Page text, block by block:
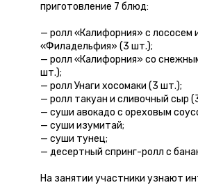
приготовление 7 блюд:
— ролл «Калифорния» с лососем
«Филадельфия» (3 шт.);
— ролл «Калифорния» со
шт.);
— ролл Унаги хосомаки (3 шт.);
— ролл такуан и сливочный сыр
— суши авокадо с ореховым
— суши изумитай;
— суши тунец;
— десертный спринг-ролл с
На занятии участники узнают